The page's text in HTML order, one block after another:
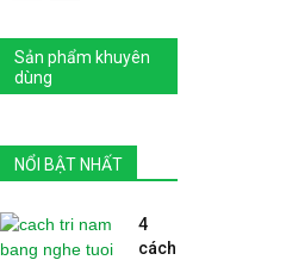
Sản phẩm khuyên
dùng
NỔI BẬT NHẤT
4
cách